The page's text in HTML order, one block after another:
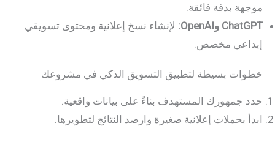
موجهة بدقة فائقة.
ChatGPT وOpenAI:
لإنشاء نسخ إعلانية ومحتوى تسويقي
إبداعي مخصص.
خطوات بسيطة لتطبيق التسويق الذكي في مشروعك
حدد جمهورك المستهدف بناءً على بيانات واقعية.
ابدأ بحملات إعلانية صغيرة وارصد النتائج لتطويرها.